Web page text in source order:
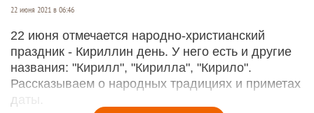
22 июня 2021 в 06:46
22 июня отмечается народно-христианский
праздник - Кириллин день. У него есть и другие
названия: "Кирилл", "Кирилла", "Кирило".
Рассказываем о народных традициях и приметах
даты.